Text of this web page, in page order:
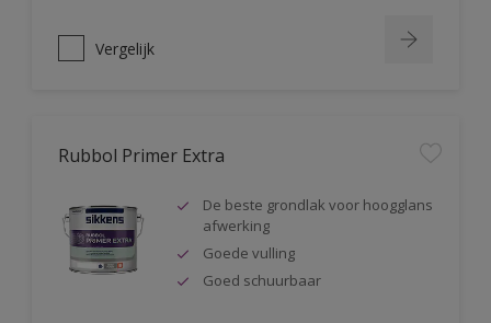
Vergelijk
Rubbol Primer Extra
De beste grondlak voor hoogglans
afwerking
Goede vulling
Goed schuurbaar